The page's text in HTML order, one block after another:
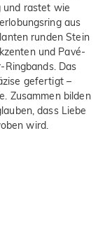
und rastet wie
aus
runden Stein
und Pavé-
Ringbands. Das
gefertigt –
Zusammen bilden
dass Liebe
wird.